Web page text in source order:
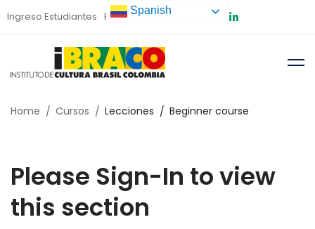
Ingreso Estudiantes Preinscripción
Home Cursos Lecciones Beginner course
Please Sign-In to view
this section
Spanish